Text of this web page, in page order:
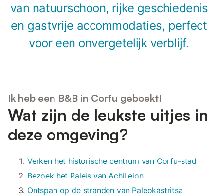
van natuurschoon, rijke geschiedenis
en gastvrije accommodaties, perfect
voor een onvergetelijk verblijf.
Ik heb een B&B in Corfu geboekt!
Wat zijn de leukste uitjes in
deze omgeving?
Verken het historische centrum van Corfu-stad
Bezoek het Paleis van Achilleion
Ontspan op de stranden van Paleokastritsa